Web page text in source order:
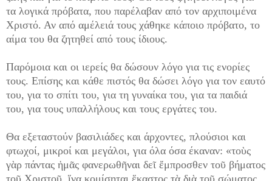
τα λογικά πρόβατα, που παρέλαβαν από τον αρχιποιμένα
Χριστό. Αν από αμέλειά τους χάθηκε κάποιο πρόβατο, το
αίμα του θα ζητηθεί από τους ίδιους.
Παρόμοια και οι ιερείς θα δώσουν λόγο για τις ενορίες
τους. Επίσης και κάθε πιστός θα δώσει λόγο για τον εαυτό
του, για το σπίτι του, για τη γυναίκα του, για τα παιδιά
του, για τους υπαλλήλους και τους εργάτες του.
Θα εξεταστούν βασιλιάδες και άρχοντες, πλούσιοι και
φτωχοί, μικροί και μεγάλοι, για όλα όσα έκαναν: «τοὺς
γὰρ πάντας ἡμᾶς φανερωθῆναι δεῖ ἔμπροσθεν τοῦ βήματος